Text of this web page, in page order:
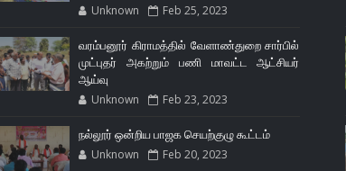
Unknown Feb 25, 2023
வரம்பனூர் கிராமத்தில் வேளாண்துறை சார்பில்
முட்புதர் அகற்றும் பணி மாவட்ட ஆட்சியர்
ஆய்வு
Unknown Feb 23, 2023
நல்லூர் ஒன்றிய பாஜக செயற்குழு கூட்டம்
Unknown Feb 20, 2023